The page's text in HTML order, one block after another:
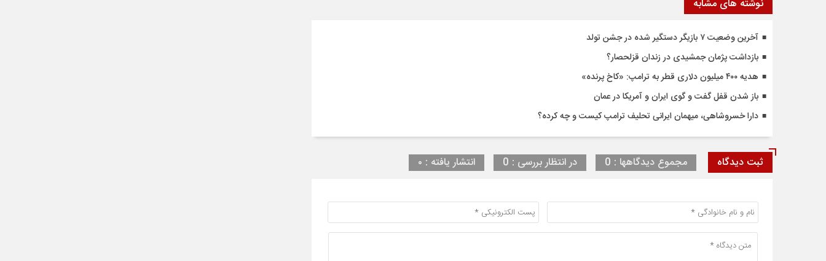
نوشته های مشابه
آخرین وضعیت ۷ بازیگر دستگیر شده در جشن تولد
بازداشت پژمان جمشیدی در زندان قزلحصار؟
هدیه ۴۰۰ میلیون دلاری قطر به ترامپ: «کاخ پرنده»
باز شدن قفل گفت‌ و گوی ایران و آمریکا در عمان
دارا خسروشاهی، میهمان ایرانی تحلیف ترامپ کیست و چه کرده؟
ثبت دیدگاه مجموع دیدگاهها : 0 در انتظار بررسی : 0 انتشار یافته : ۰